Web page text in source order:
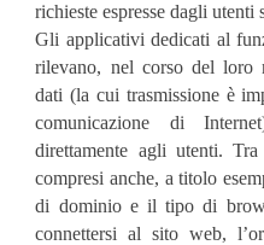
richieste espresse dagli utenti
Gli applicativi dedicati al
rilevano, nel corso del loro
dati (la cui trasmissione è
comunicazione di
direttamente agli utenti.
compresi anche, a titolo
di dominio e il tipo di
connettersi al sito web,